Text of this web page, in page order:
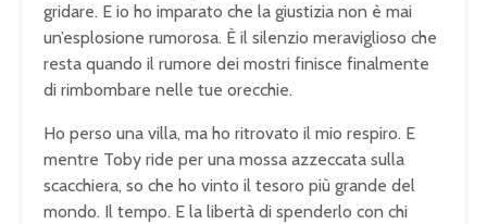
gridare. E io ho imparato che la giustizia non è mai
un’esplosione rumorosa. È il silenzio meraviglioso che
resta quando il rumore dei mostri finisce finalmente
di rimbombare nelle tue orecchie.
Ho perso una villa, ma ho ritrovato il mio respiro. E
mentre Toby ride per una mossa azzeccata sulla
scacchiera, so che ho vinto il tesoro più grande del
mondo. Il tempo. E la libertà di spenderlo con chi